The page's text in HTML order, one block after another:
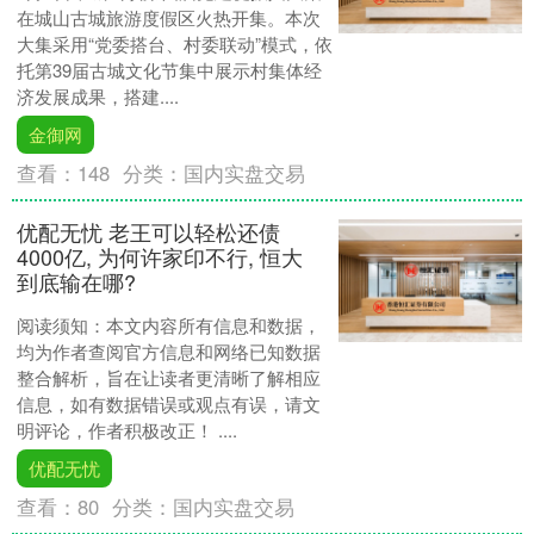
在城山古城旅游度假区火热开集。本次
大集采用“党委搭台、村委联动”模式，依
托第39届古城文化节集中展示村集体经
济发展成果，搭建....
金御网
查看： 148 分类： 国内实盘交易
优配无忧 老王可以轻松还债
4000亿, 为何许家印不行, 恒大
到底输在哪?
阅读须知：本文内容所有信息和数据，
均为作者查阅官方信息和网络已知数据
整合解析，旨在让读者更清晰了解相应
信息，如有数据错误或观点有误，请文
明评论，作者积极改正！ ....
优配无忧
查看：80 分类： 国内实盘交易